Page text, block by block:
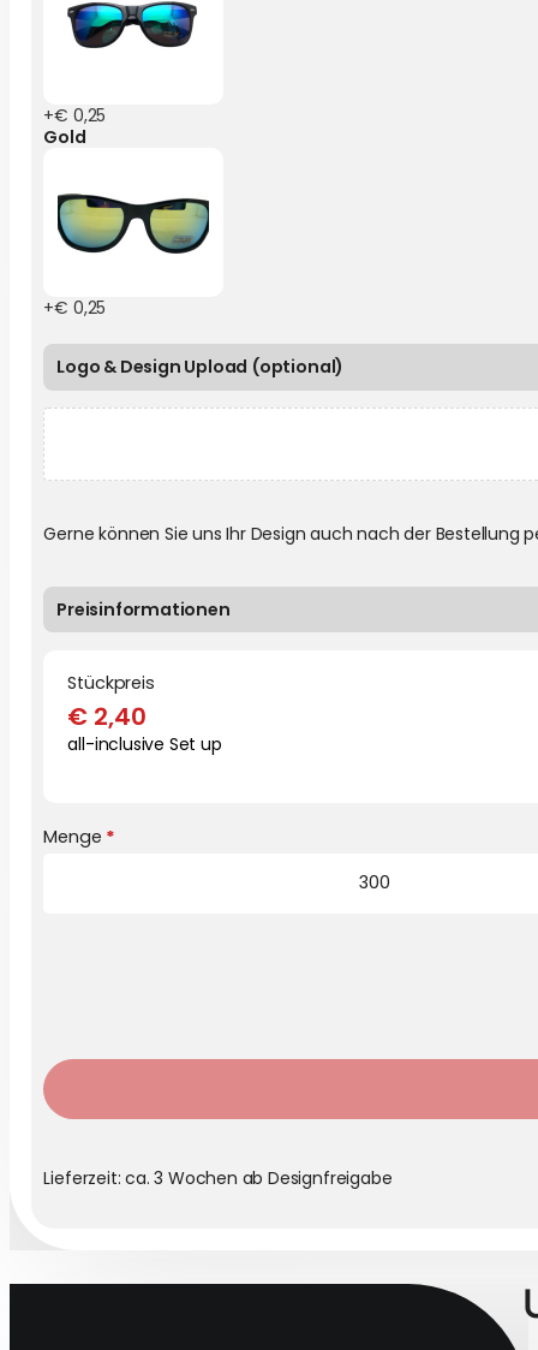
+€ 0,25
Gold
+€ 0,25
Logo & Design Upload (optional)
Gerne können Sie uns Ihr Design auch nach der Bestellung
Preisinformationen
Stückpreis
€ 2,40
all-inclusive Set up
Preisinformationen
Menge *
Lieferzeit: ca. 3 Wochen ab Designfreigabe